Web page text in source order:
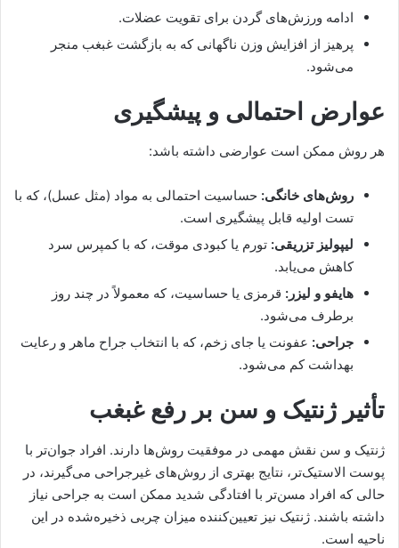
ادامه ورزش‌های گردن برای تقویت عضلات.
پرهیز از افزایش وزن ناگهانی که به بازگشت غبغب منجر
می‌شود.
عوارض احتمالی و پیشگیری
هر روش ممکن است عوارضی داشته باشد:
روش‌های خانگی: حساسیت احتمالی به مواد (مثل عسل)، که با
تست اولیه قابل پیشگیری است.
لیپولیز تزریقی: تورم یا کبودی موقت، که با کمپرس سرد
کاهش می‌یابد.
هایفو و لیزر: قرمزی یا حساسیت، که معمولاً در چند روز
برطرف می‌شود.
جراحی: عفونت یا جای زخم، که با انتخاب جراح ماهر و رعایت
بهداشت کم می‌شود.
تأثیر ژنتیک و سن بر رفع غبغب
ژنتیک و سن نقش مهمی در موفقیت روش‌ها دارند. افراد جوان‌تر با
پوست الاستیک‌تر، نتایج بهتری از روش‌های غیرجراحی می‌گیرند، در
حالی که افراد مسن‌تر با افتادگی شدید ممکن است به جراحی نیاز
داشته باشند. ژنتیک نیز تعیین‌کننده میزان چربی ذخیره‌شده در این
ناحیه است.